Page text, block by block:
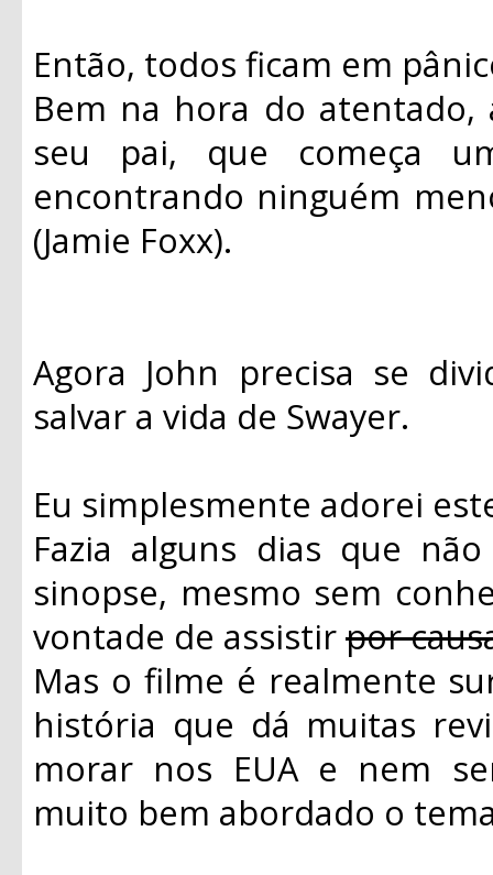
Então, todos ficam em
Bem na hora do
seu pai, que começa
encontrando ninguém
(Jamie Foxx).
Agora John precisa se
salvar a vida de Swayer.
Eu simplesmente adorei
Fazia alguns dias que
sinopse, mesmo sem
vontade de assistirpor
Mas o filme é realmente
história que dá muitas
morar nos EUA e nem
muito bem abordado o